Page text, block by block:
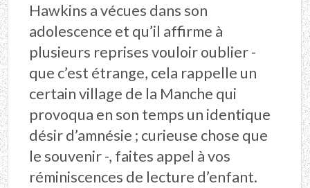
Hawkins a vécues dans son
adolescence et qu’il affirme à
plusieurs reprises vouloir oublier -
que c’est étrange, cela rappelle un
certain village de la Manche qui
provoqua en son temps un identique
désir d’amnésie ; curieuse chose que
le souvenir -, faites appel à vos
réminiscences de lecture d’enfant.